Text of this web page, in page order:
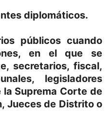
diplomáticos.
públicos cuando
en el que se
secretarios, fiscal,
legisladores
Suprema Corte de
Jueces de Distrito o